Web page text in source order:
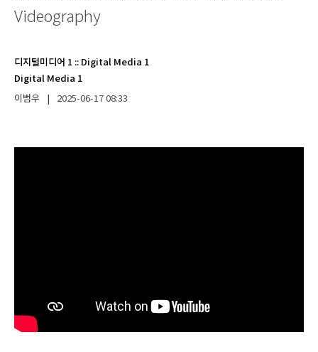
Videography
디지털미디어 1 :: Digital Media 1
Digital Media 1
이범우
| 2025-06-1708:33